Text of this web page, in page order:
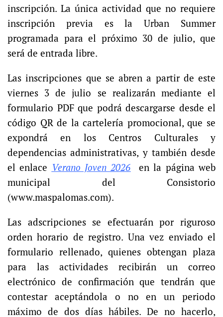
inscripción. La única actividad que no requiere
inscripción previa es la Urban Summer
programada para el próximo 30 de julio, que
será de entrada libre.
Las inscripciones que se abren a partir de este
viernes 3 de julio se realizarán mediante el
formulario PDF que podrá descargarse desde el
código QR de la cartelería promocional, que se
expondrá en los Centros Culturales y
dependencias administrativas, y también desde
el enlace Verano Joven 2026 en la página web
municipal del Consistorio
(www.maspalomas.com).
Las adscripciones se efectuarán por riguroso
orden horario de registro. Una vez enviado el
formulario rellenado, quienes obtengan plaza
para las actividades recibirán un correo
electrónico de confirmación que tendrán que
contestar aceptándola o no en un periodo
máximo de dos días hábiles. De no hacerlo,